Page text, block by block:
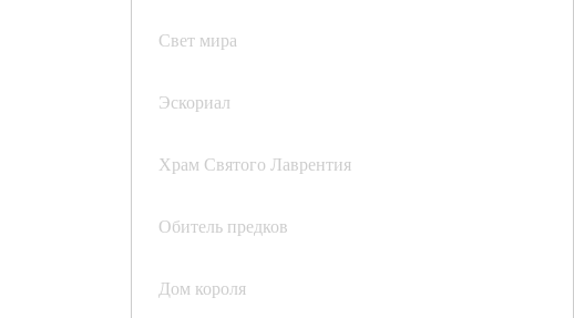
Свет мира
Эскориал
Храм Святого Лаврентия
Обитель предков
Дом короля